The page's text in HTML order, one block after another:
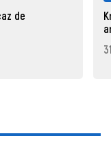
de